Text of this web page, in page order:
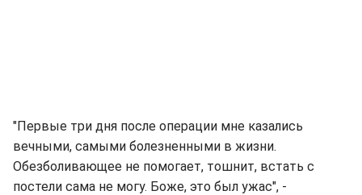
"Первые три дня после операции мне казались
вечными, самыми болезненными в жизни.
Обезболивающее не помогает, тошнит, встать с
постели сама не могу. Боже, это был ужас", -